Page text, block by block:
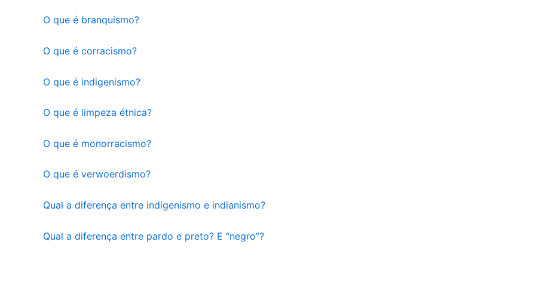
O que é branquismo?
O que é corracismo?
O que é indigenismo?
O que é limpeza étnica?
O que é monorracismo?
O que é verwoerdismo?
Qual a diferença entre indigenismo e indianismo?
Qual a diferença entre pardo e preto? E “negro”?